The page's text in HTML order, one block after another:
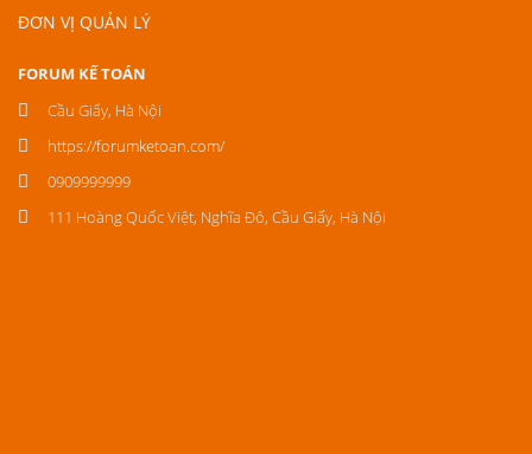
ĐƠN VỊ QUẢN LÝ
FORUM KẾ TOÁN
Cầu Giấy, Hà Nội
https://forumketoan.com/
0909999999
111 Hoàng Quốc Việt, Nghĩa Đô, Cầu Giấy, Hà Nội